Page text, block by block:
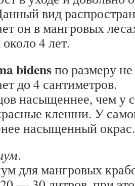
вид
он в мангровых
4 лет.
bidensпо размеру
до 4 сантиметров.
насыщеннее, чем у
клешни. У
насыщенный окрас.
.
для мангровых